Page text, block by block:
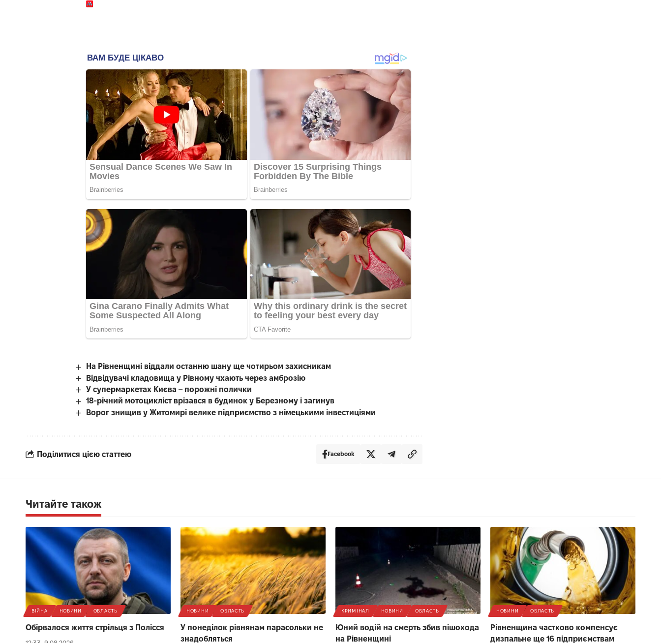
На Рівненщині віддали останню шану ще чотирьом захисникам
Відвідувачі кладовища у Рівному чхають через амброзію
У супермаркетах Києва – порожні полички
18-річний мотоцикліст врізався в будинок у Березному і загинув
Ворог знищив у Житомирі велике підприємство з німецькими інвестиціями
Поділитися цією статтею Facebook
Читайте також
ВІЙНА НОВИНИ ОБЛАСТЬ
Обірвалося життя стрільця з Полісся
НОВИНИ ОБЛАСТЬ
У понеділок рівнянам парасольки не
знадобляться
КРИМІНАЛ НОВИНИ ОБЛАСТЬ
Юний водій на смерть збив пішохода
на Рівненщині
НОВИНИ ОБЛАСТЬ
Рівненщина частково компенсує
дизпальне ще 16 підприємствам